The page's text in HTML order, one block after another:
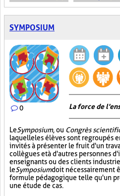
SYMPOSIUM
0 La force de
LeSymposium, ou Congrès
laquelle les élèves sont regroupés
invités à présenter le fruit d'un
collègues et à d'autres personnes
enseignants ou des clients
leSymposiumdoit nécessairement
formule pédagogique telle qu'un
une étude de cas.